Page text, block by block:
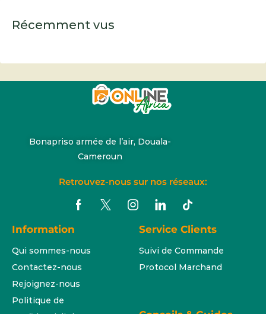
Récemment vus
Bonapriso armée de l’air, Douala-
Cameroun
Retrouvez-nous sur nos réseaux:
Information
Qui sommes-nous
Contactez-nous
Rejoignez-nous
Politique de
Service Clients
Suivi de Commande
Protocol Marchand